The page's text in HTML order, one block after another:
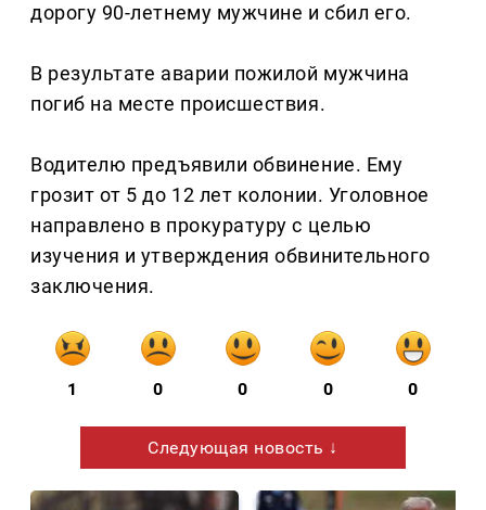
дорогу 90-летнему мужчине и сбил его.
В результате аварии пожилой мужчина
погиб на месте происшествия.
Водителю предъявили обвинение. Ему
грозит от 5 до 12 лет колонии. Уголовное
направлено в прокуратуру с целью
изучения и утверждения обвинительного
заключения.
1 0 0 0 0
Следующая новость ↓